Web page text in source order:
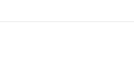
integral del Lago de Valsequillo